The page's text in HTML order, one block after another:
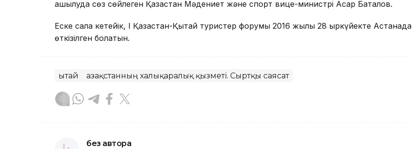
ашылуда сөз сөйлеген Қазақстан Мәдениет және спорт вице-министрі Асқар Баталов.
Еске сала кетейік, I Қазақстан-Қытай туристер форумы 2016 жылы 28 қыркүйекте Астанада
өткізілген болатын.
Қытай Қазақстанның халықаралық қызметі. Сыртқы саясат
без автора